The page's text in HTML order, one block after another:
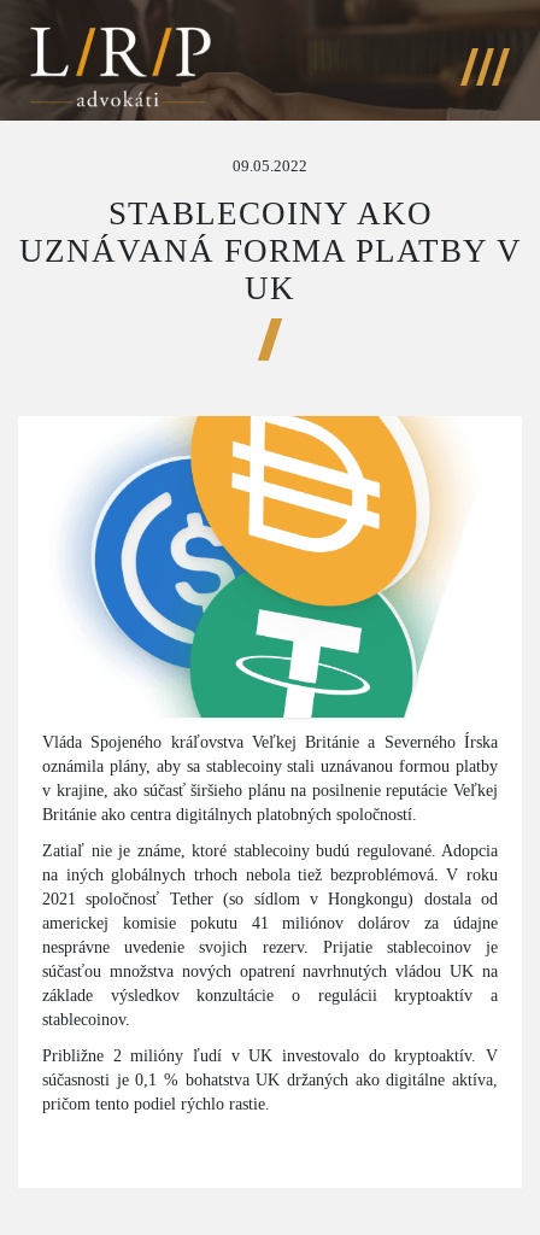
09.05.2022
STABLECOINY AKO
UZNÁVANÁ FORMA PLATBY V
UK
Vláda Spojeného kráľovstva Veľkej Británie a Severného Írska
oznámila plány, aby sa stablecoiny stali uznávanou formou platby
v krajine, ako súčasť širšieho plánu na posilnenie reputácie Veľkej
Británie ako centra digitálnych platobných spoločností.
Zatiaľ nie je známe, ktoré stablecoiny budú regulované. Adopcia
na iných globálnych trhoch nebola tiež bezproblémová. V roku
2021 spoločnosť Tether (so sídlom v Hongkongu) dostala od
americkej komisie pokutu 41 miliónov dolárov za údajne
nesprávne uvedenie svojich rezerv. Prijatie stablecoinov je
súčasťou množstva nových opatrení navrhnutých vládou UK na
základe výsledkov konzultácie o regulácii kryptoaktív a
stablecoinov.
Približne 2 milióny ľudí v UK investovalo do kryptoaktív. V
súčasnosti je 0,1 % bohatstva UK držaných ako digitálne aktíva,
pričom tento podiel rýchlo rastie.